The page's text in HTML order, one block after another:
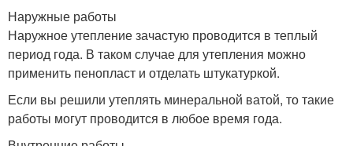
Наружные работы
Наружное утепление зачастую проводится в теплый
период года. В таком случае для утепления можно
применить пенопласт и отделать штукатуркой.
Если вы решили утеплять минеральной ватой, то такие
работы могут проводится в любое время года.